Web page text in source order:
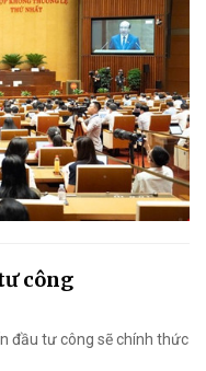
công
đầu tư công sẽ chính thức